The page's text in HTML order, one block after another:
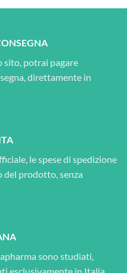
sito, potrai pagare
direttamente in
le spese di spedizione
del prodotto, senza
sono studiati,